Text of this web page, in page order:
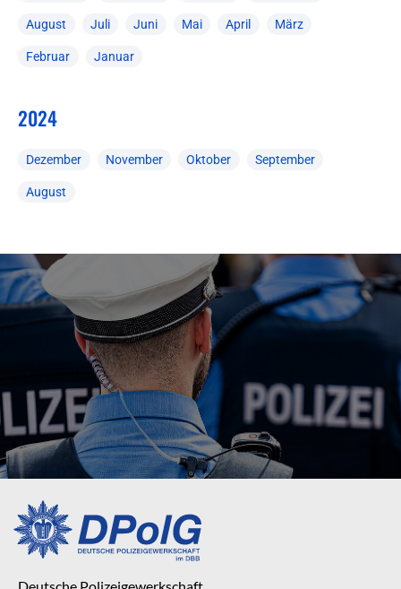
August Juli Juni Mai April März
Februar Januar
2024
Dezember November Oktober September
August